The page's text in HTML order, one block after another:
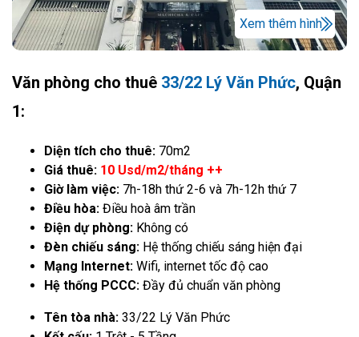
Xem thêm hình
Văn phòng cho thuê 33/22 Lý Văn Phức, Quận
1:
Diện tích cho thuê: 70m2
Giá thuê: 10 Usd/m2/tháng ++
Giờ làm việc: 7h-18h thứ 2-6 và 7h-12h thứ 7
Điều hòa: Điều hoà âm trần
Điện dự phòng: Không có
Đèn chiếu sáng: Hệ thống chiếu sáng hiện đại
Mạng Internet: Wifi, internet tốc độ cao
Hệ thống PCCC: Đầy đủ chuẩn văn phòng
Tên tòa nhà: 33/22 Lý Văn Phức